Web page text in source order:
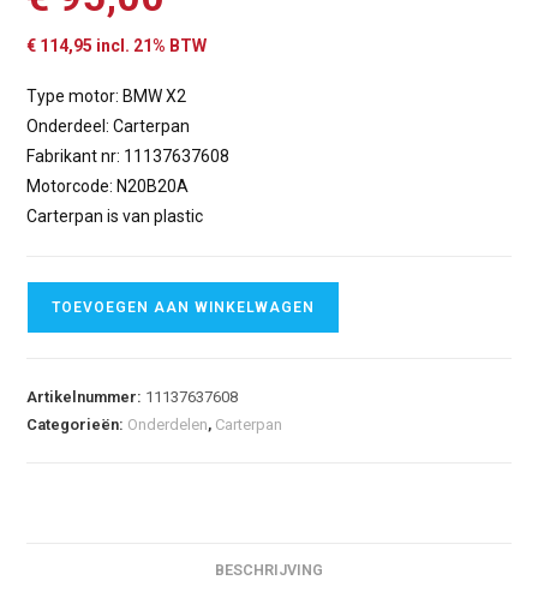
€ 114,95 incl. 21% BTW
Type motor: BMW X2
Onderdeel: Carterpan
Fabrikant nr: 11137637608
Motorcode: N20B20A
Carterpan is van plastic
TOEVOEGEN AAN WINKELWAGEN
Artikelnummer: 11137637608
Categorieën: Onderdelen, Carterpan
BESCHRIJVING